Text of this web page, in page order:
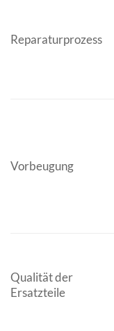
Reparaturprozess
Vorbeugung
Qualität der
Ersatzteile